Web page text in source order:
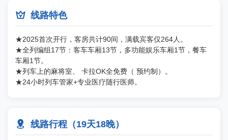
 线路特色
★2025首次开行，客房共计90间，满载宾客仅264人。
★全列编组17节：客车车厢13节，多功能娱乐车厢1节，餐车
车厢1节。
★列车上的麻将室、 卡拉OK全免费（ 预约制）。
★24小时列车管家+专业医疗随行医师。
 线路行程（19天18晚）